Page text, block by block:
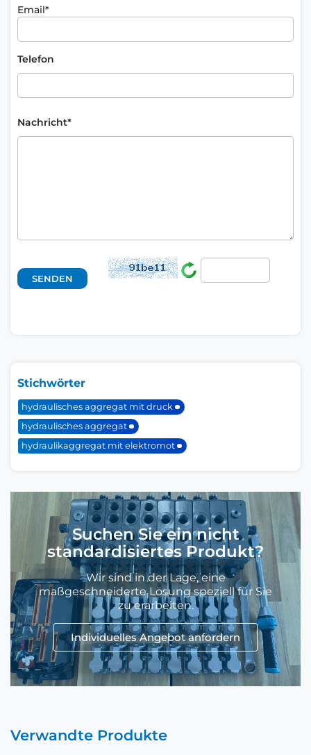
Email*
Telefon
Nachricht*
Stichwörter
hydraulisches aggregat mit druck
hydraulisches aggregat
hydraulikaggregat mit elektromot
Suchen Sie ein nicht
standardisiertes Produkt?
Wir sind in der Lage, eine
maßgeschneiderte Lösung speziell für Sie
zu erarbeiten.
Individuelles Angebot anfordern
Verwandte Produkte